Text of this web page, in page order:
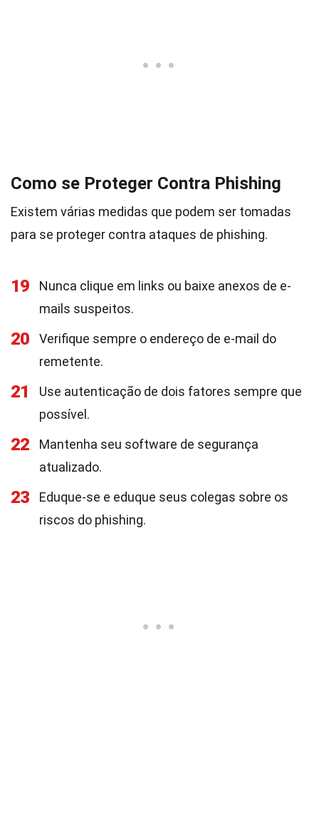
Como se Proteger Contra Phishing
Existem várias medidas que podem ser tomadas
para se proteger contra ataques de phishing.
19
Nunca clique em links ou baixe anexos de e-
mails suspeitos.
20
Verifique sempre o endereço de e-mail do
remetente.
21
Use autenticação de dois fatores sempre que
possível.
22
Mantenha seu software de segurança
atualizado.
23
Eduque-se e eduque seus colegas sobre os
riscos do phishing.